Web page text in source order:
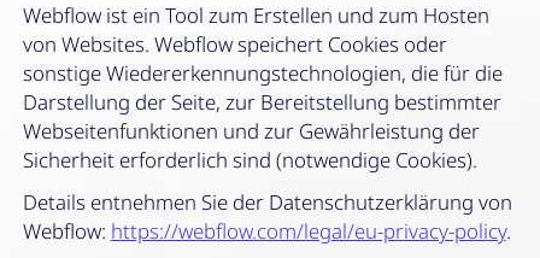
Webflow ist ein Tool zum Erstellen und zum Hosten
von Websites. Webflow speichert Cookies oder
sonstige Wiedererkennungstechnologien, die für die
Darstellung der Seite, zur Bereitstellung bestimmter
Webseitenfunktionen und zur Gewährleistung der
Sicherheit erforderlich sind (notwendige Cookies).
Details entnehmen Sie der Datenschutzerklärung von
Webflow: https://webflow.com/legal/eu-privacy-policy.